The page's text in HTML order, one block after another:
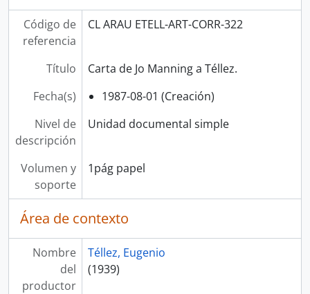
Código de
referencia
CL ARAU ETELL-ART-CORR-322
Título
Carta de Jo Manning a Téllez.
Fecha(s)
1987-08-01 (Creación)
Nivel de
descripción
Unidad documental simple
Volumen y
soporte
1pág papel
Área de contexto
Nombre
del
productor
Téllez, Eugenio
(1939)